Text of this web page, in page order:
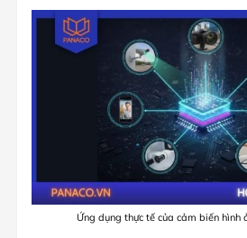
Ứng dụng thực tế của cảm biến hình